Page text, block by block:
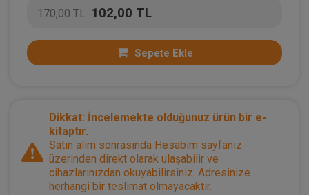
170,00 TL 102,00 TL
Sepete Ekle
Dikkat: İncelemekte olduğunuz ürün bir e-
kitaptır.
Satın alım sonrasında Hesabım sayfanız
üzerinden direkt olarak ulaşabilir ve
cihazlarınızdan okuyabilirsiniz. Adresinize
herhangi bir teslimat olmayacaktır.